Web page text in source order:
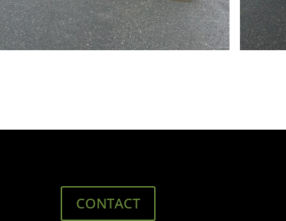
CONTACT